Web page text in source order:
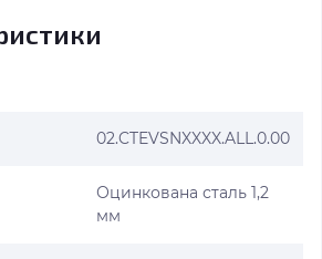
02.CTEVSNXXXX.ALL.0.00
Оцинкована сталь 1,2
мм